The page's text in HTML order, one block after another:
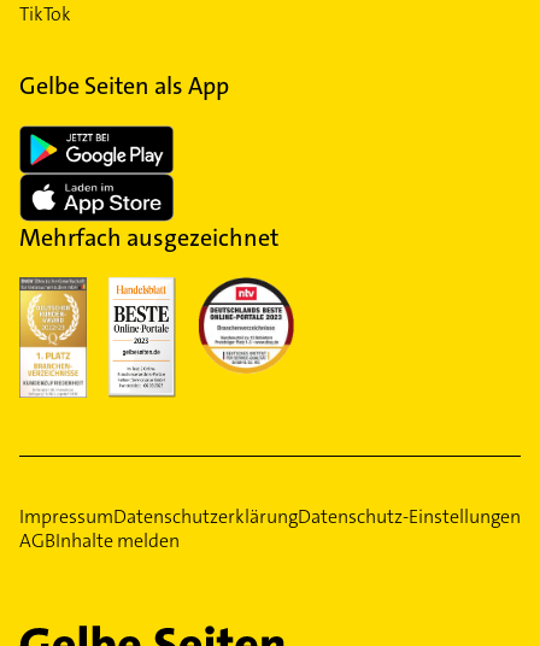
TikTok
Gelbe Seiten als App
Mehrfach ausgezeichnet
ImpressumDatenschutzerklärungDatenschutz-Einstellungen
AGBInhalte melden